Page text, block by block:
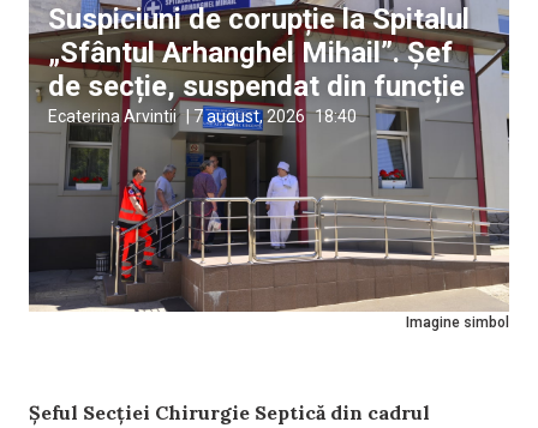
Imagine simbol
Suspiciuni de corupție la Spitalul
„Sfântul Arhanghel Mihail”. Șef
de secție, suspendat din funcție
Ecaterina Arvintii 7 august, 2026 18:40
Șeful Secției Chirurgie Septică din cadrul